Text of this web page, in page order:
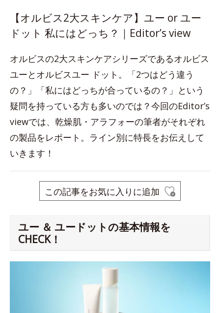
【オルビス2大スキンケア】ユー or ユー
ドット 私にはどっち？｜Editor’s view
オルビスの2大スキンケアシリーズであるオルビス
ユーとオルビスユー ドット。「2つはどう違う
の？」「私にはどっちが合っているの？」という
疑問を持っている方も多いのでは？今回のEditor’s
viewでは、乾燥肌・アラフォーの筆者がそれぞれ
の製品をレポート。ライン別に特長をお伝えして
いきます！
この記事をお気に入りに追加
ユー ＆ ユードットの基本情報を
CHECK！